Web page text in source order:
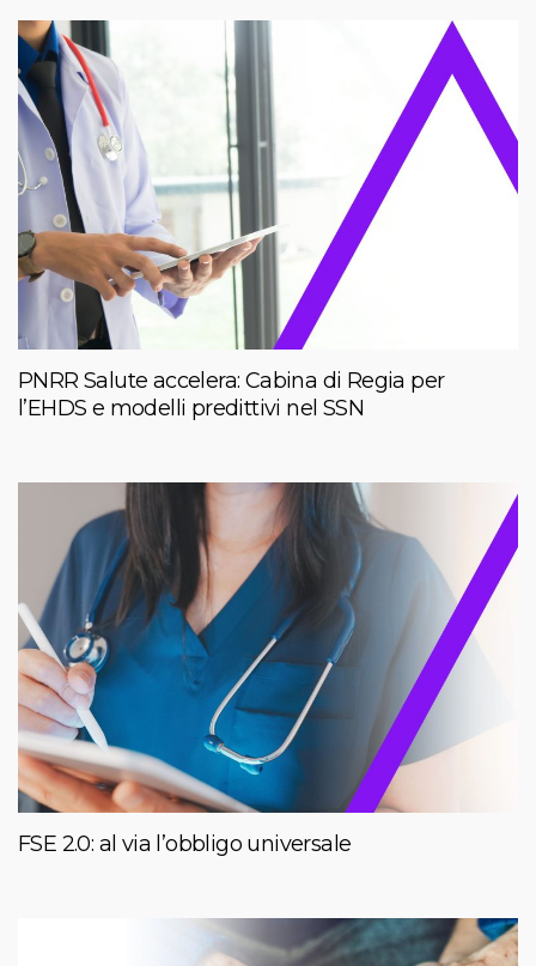
PNRR Salute accelera: Cabina di Regia per
l’EHDS e modelli predittivi nel SSN
FSE 2.0: al via l’obbligo universale